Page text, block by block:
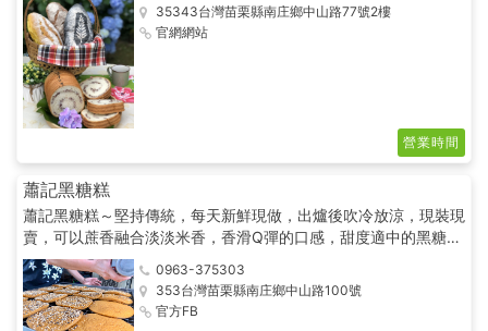
35343台灣苗栗縣南庄鄉中山路77號2樓
官網網站
營業時間
蕭記黑糖糕
蕭記黑糖糕～堅持傳統，每天新鮮現做，出爐後吹冷放涼，現裝現
賣，可以蔗香融合淡淡米香，香滑Q彈的口感，甜度適中的黑糖，
原色原味，最經濟實惠的南庄伴手禮！
0963-375303
353台灣苗栗縣南庄鄉中山路100號
官方FB